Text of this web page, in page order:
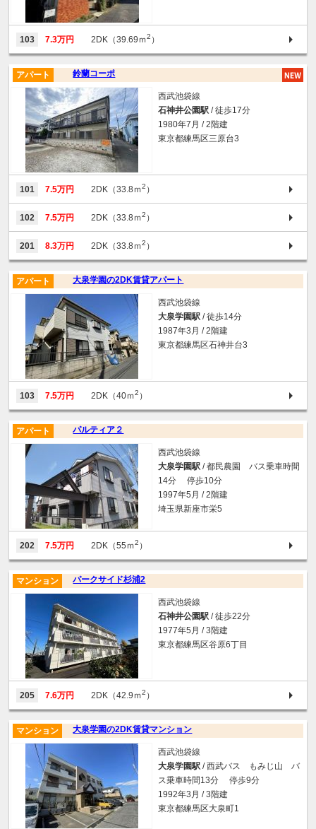
103 7.3万円 2DK（39.69ｍ2 ）
鈴蘭コーポ
アパート
西武池袋線
石神井公園駅 / 徒歩17分
1980年7月 / 2階建
東京都練馬区三原台3
101 7.5万円 2DK（33.8ｍ2 ）
102 7.5万円 2DK（33.8ｍ2 ）
201 8.3万円 2DK（33.8ｍ2 ）
大泉学園の2DK賃貸アパート
アパート
西武池袋線
大泉学園駅 / 徒歩14分
1987年3月 / 2階建
東京都練馬区石神井台3
103 7.5万円 2DK（40ｍ2 ）
パルティア２
アパート
西武池袋線
大泉学園駅 / 都民農園 バス乗車時間
14分 停歩10分
1997年5月 / 2階建
埼玉県新座市栄5
202 7.5万円 2DK（55ｍ2 ）
パークサイド杉浦2
マンション
西武池袋線
石神井公園駅 / 徒歩22分
1977年5月 / 3階建
東京都練馬区谷原6丁目
205 7.6万円 2DK（42.9ｍ2 ）
大泉学園の2DK賃貸マンション
マンション
西武池袋線
大泉学園駅 / 西武バス もみじ山 バ
ス乗車時間13分 停歩9分
1992年3月 / 3階建
東京都練馬区大泉町1